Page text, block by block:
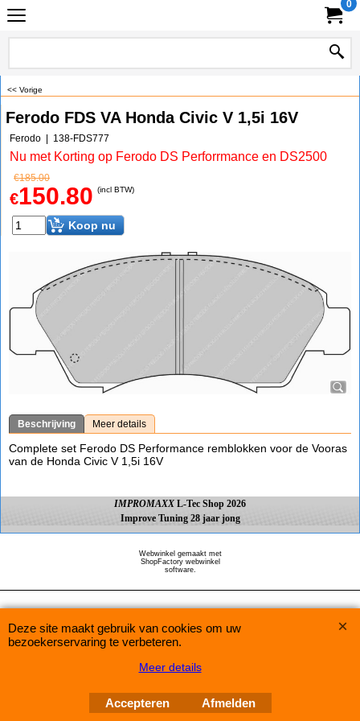
0
<< Vorige
Ferodo FDS VA Honda Civic V 1,5i 16V
Ferodo 138-FDS777
Nu met Korting op Ferodo DS Perforrmance en DS2500
€185.00
€150.80 (incl BTW)
Koop nu
Beschrijving Meer details
Complete set Ferodo DS Performance remblokken voor de Vooras
van de Honda Civic V 1,5i 16V
IMPROMAXX L-Tec Shop 2026
Improve Tuning 28 jaar jong
Webwinkel gemaakt met
ShopFactory webwinkel
software.
Deze site maakt gebruik van cookies om uw
bezoekerservaring te verbeteren.
Meer details
Accepteren Afmelden